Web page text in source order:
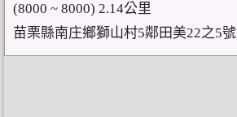
(8000 ~ 8000) 2.14公里
苗栗縣南庄鄉獅山村5鄰田美22之5號